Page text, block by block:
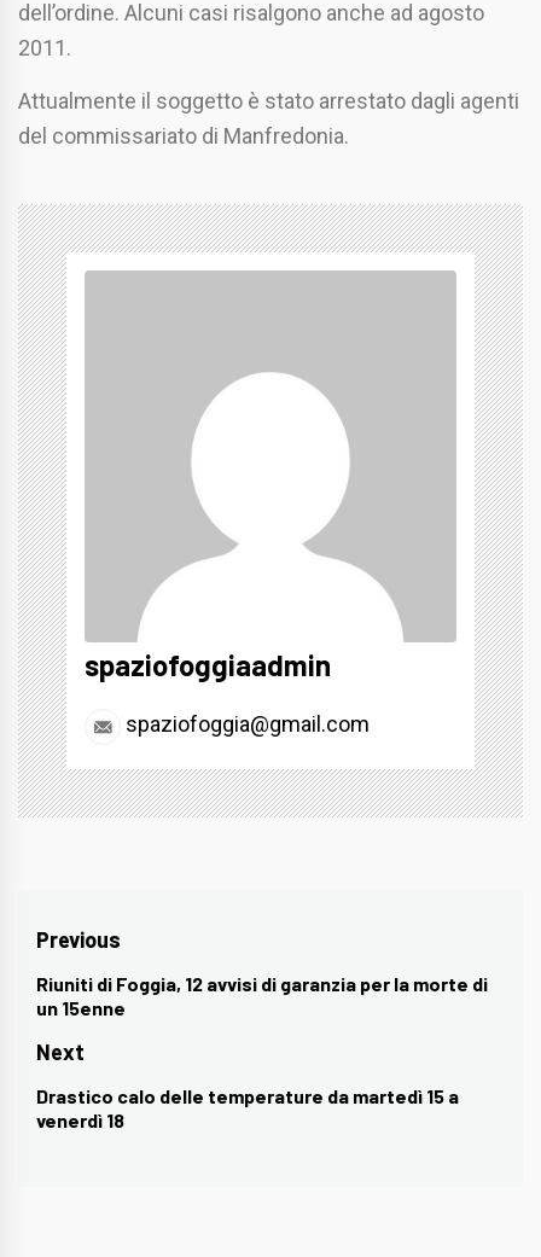
dell’ordine. Alcuni casi risalgono anche ad agosto
2011.
Attualmente il soggetto è stato arrestato dagli agenti
del commissariato di Manfredonia.
spaziofoggiaadmin
spaziofoggia@gmail.com
Navigazione
articoli
Previous
Previous
post:
Riuniti di Foggia, 12 avvisi di garanzia per la morte di
un 15enne
Next
Next
post:
Drastico calo delle temperature da martedì 15 a
venerdì 18